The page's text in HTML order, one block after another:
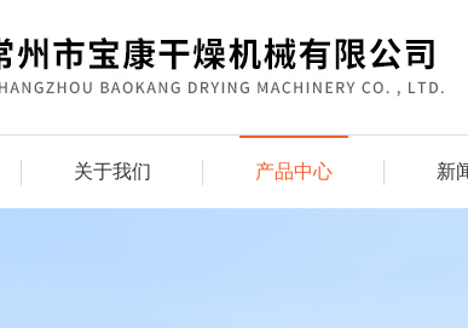
关于我们 产品中心 新